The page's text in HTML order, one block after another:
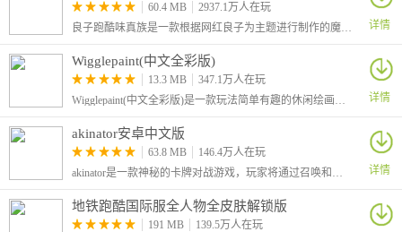
60.4 MB
2937.1万人在玩
良子跑酷味真族是一款根据网红良子为主题进行制作的魔改地铁跑酷游戏，游戏原本的主角杰克变成了我们的大胃袋良子，跑酷路上的金币也变成了良子最爱吃的焖子！
详情
Wigglepaint(中文全彩版)
13.3 MB
347.1万人在玩
Wigglepaint(中文全彩版)是一款玩法简单有趣的休闲绘画涂鸦游戏，本次为大家带来的是中文全彩版本，该版本由B站UP主“角赤pulupo”制作，支持中文还有十六种色彩画笔，让你可以自由绘画涂鸦！
详情
akinator安卓中文版
63.8 MB
146.4万人在玩
akinator是一款神秘的卡牌对战游戏，玩家将通过召唤和组合各种神秘的卡牌来战斗，感兴趣的小伙伴快来试试吧！
详情
地铁跑酷国际服全人物全皮肤解锁版
191 MB
139.5万人在玩